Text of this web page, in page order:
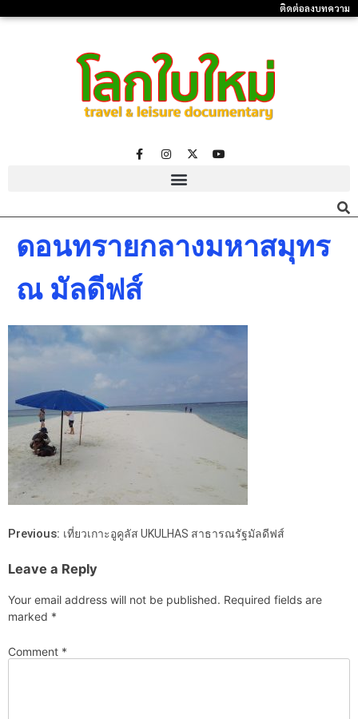
ติดต่อลงบทความ
ดอนทรายกลางมหาสมุทร
ณ มัลดีฟส์
Previous: เที่ยวเกาะอูคูลัส UKULHAS สาธารณรัฐมัลดีฟส์
Leave a Reply
Your email address will not be published. Required fields are
marked *
Comment *